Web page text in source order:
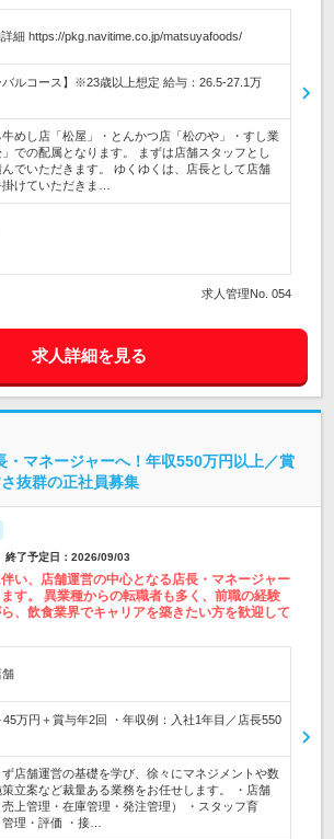
細 https://pkg.navitime.co.jp/matsuyafoods/
ルコース】※23歳以上想定 給与：26.5-27.1万
めし店「松屋」・とんかつ店「松のや」・すし業
での配属となります。 まずは店舗スタッフとし
でいただきます。 ゆくゆくは、店長として店舗
けていただきま…
求人管理No. 054
求人詳細を見る
・マネージャーへ！年収550万円以上／賞
抜群の正社員募集
了予定日：2026/09/03
い、店舗運営の中心となる店長・マネージャー
す。 異業種からの転職者も多く、前職の経験
、飲食業界でキャリアを築きたい方を歓迎して
舗
45万円＋賞与年2回 ・年収例：入社1年目／店長550
ず店舗運営の基礎を学び、徐々にマネジメントや数
立案など裁量ある業務をお任せします。 ・店舗
上管理・在庫管理・発注管理） ・スタッフ育
理・評価 ・接…